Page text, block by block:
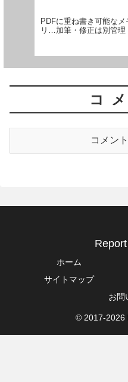
PDFに重ね書き可能なメ
リ…加筆・修正は別管理
コ
コメン
ホーム
サイトマップ
お問
© 2017-2026